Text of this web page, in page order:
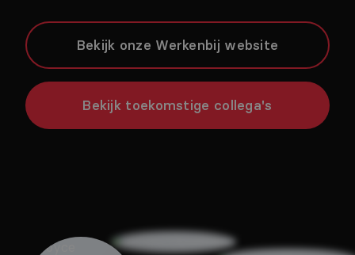
Bekijk onze Werkenbij website
Bekijk toekomstige collega's